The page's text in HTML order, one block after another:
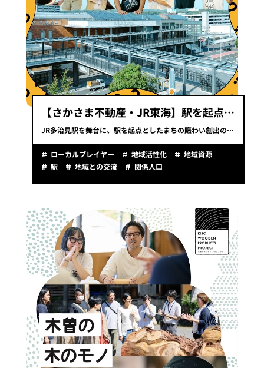
【さかさま不動産・JR東海】駅を起点としたまちの賑わい創出実証実験
JR多治見駅を舞台に、駅を起点としたまちの賑わい創出の仮説実証を行い、「まちにおける駅の価値」を検証していくプロジェクト。
ローカルプレイヤー 地域活性化
地域資源
駅
地域との交流 関係人口